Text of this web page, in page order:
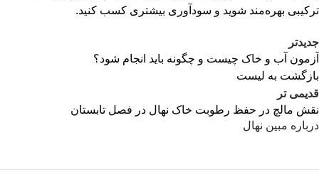
ترکیبی بهره‌مند شوید و سودآوری بیشتری کسب کنید.
جدیدتر
آزمون آب و خاک چیست و چگونه باید انجام شود؟
بازگشت به لیست
قدیمی تر
نقش مالچ در حفظ رطوبت خاک نهال در فصل تابستان
درباره مبین نهال